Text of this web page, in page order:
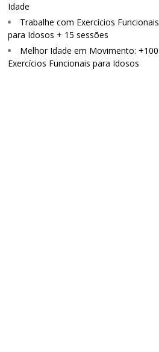
Idade
Trabalhe com Exercícios Funcionais
para Idosos + 15 sessões
Melhor Idade em Movimento: +100
Exercícios Funcionais para Idosos